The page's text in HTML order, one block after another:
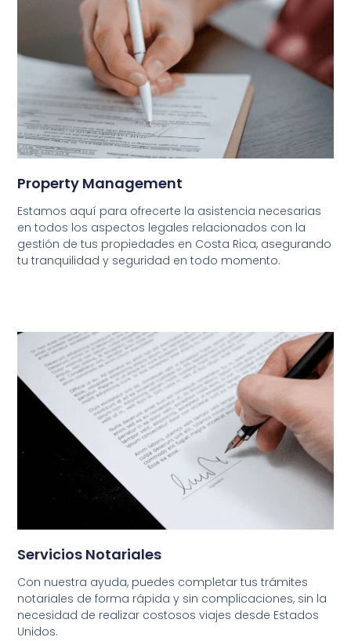
Property Management
Estamos aquí para ofrecerte la asistencia necesarias
en todos los aspectos legales relacionados con la
gestión de tus propiedades en Costa Rica, asegurando
tu tranquilidad y seguridad en todo momento.
Servicios Notariales
Con nuestra ayuda, puedes completar tus trámites
notariales de forma rápida y sin complicaciones, sin la
necesidad de realizar costosos viajes desde Estados
Unidos.